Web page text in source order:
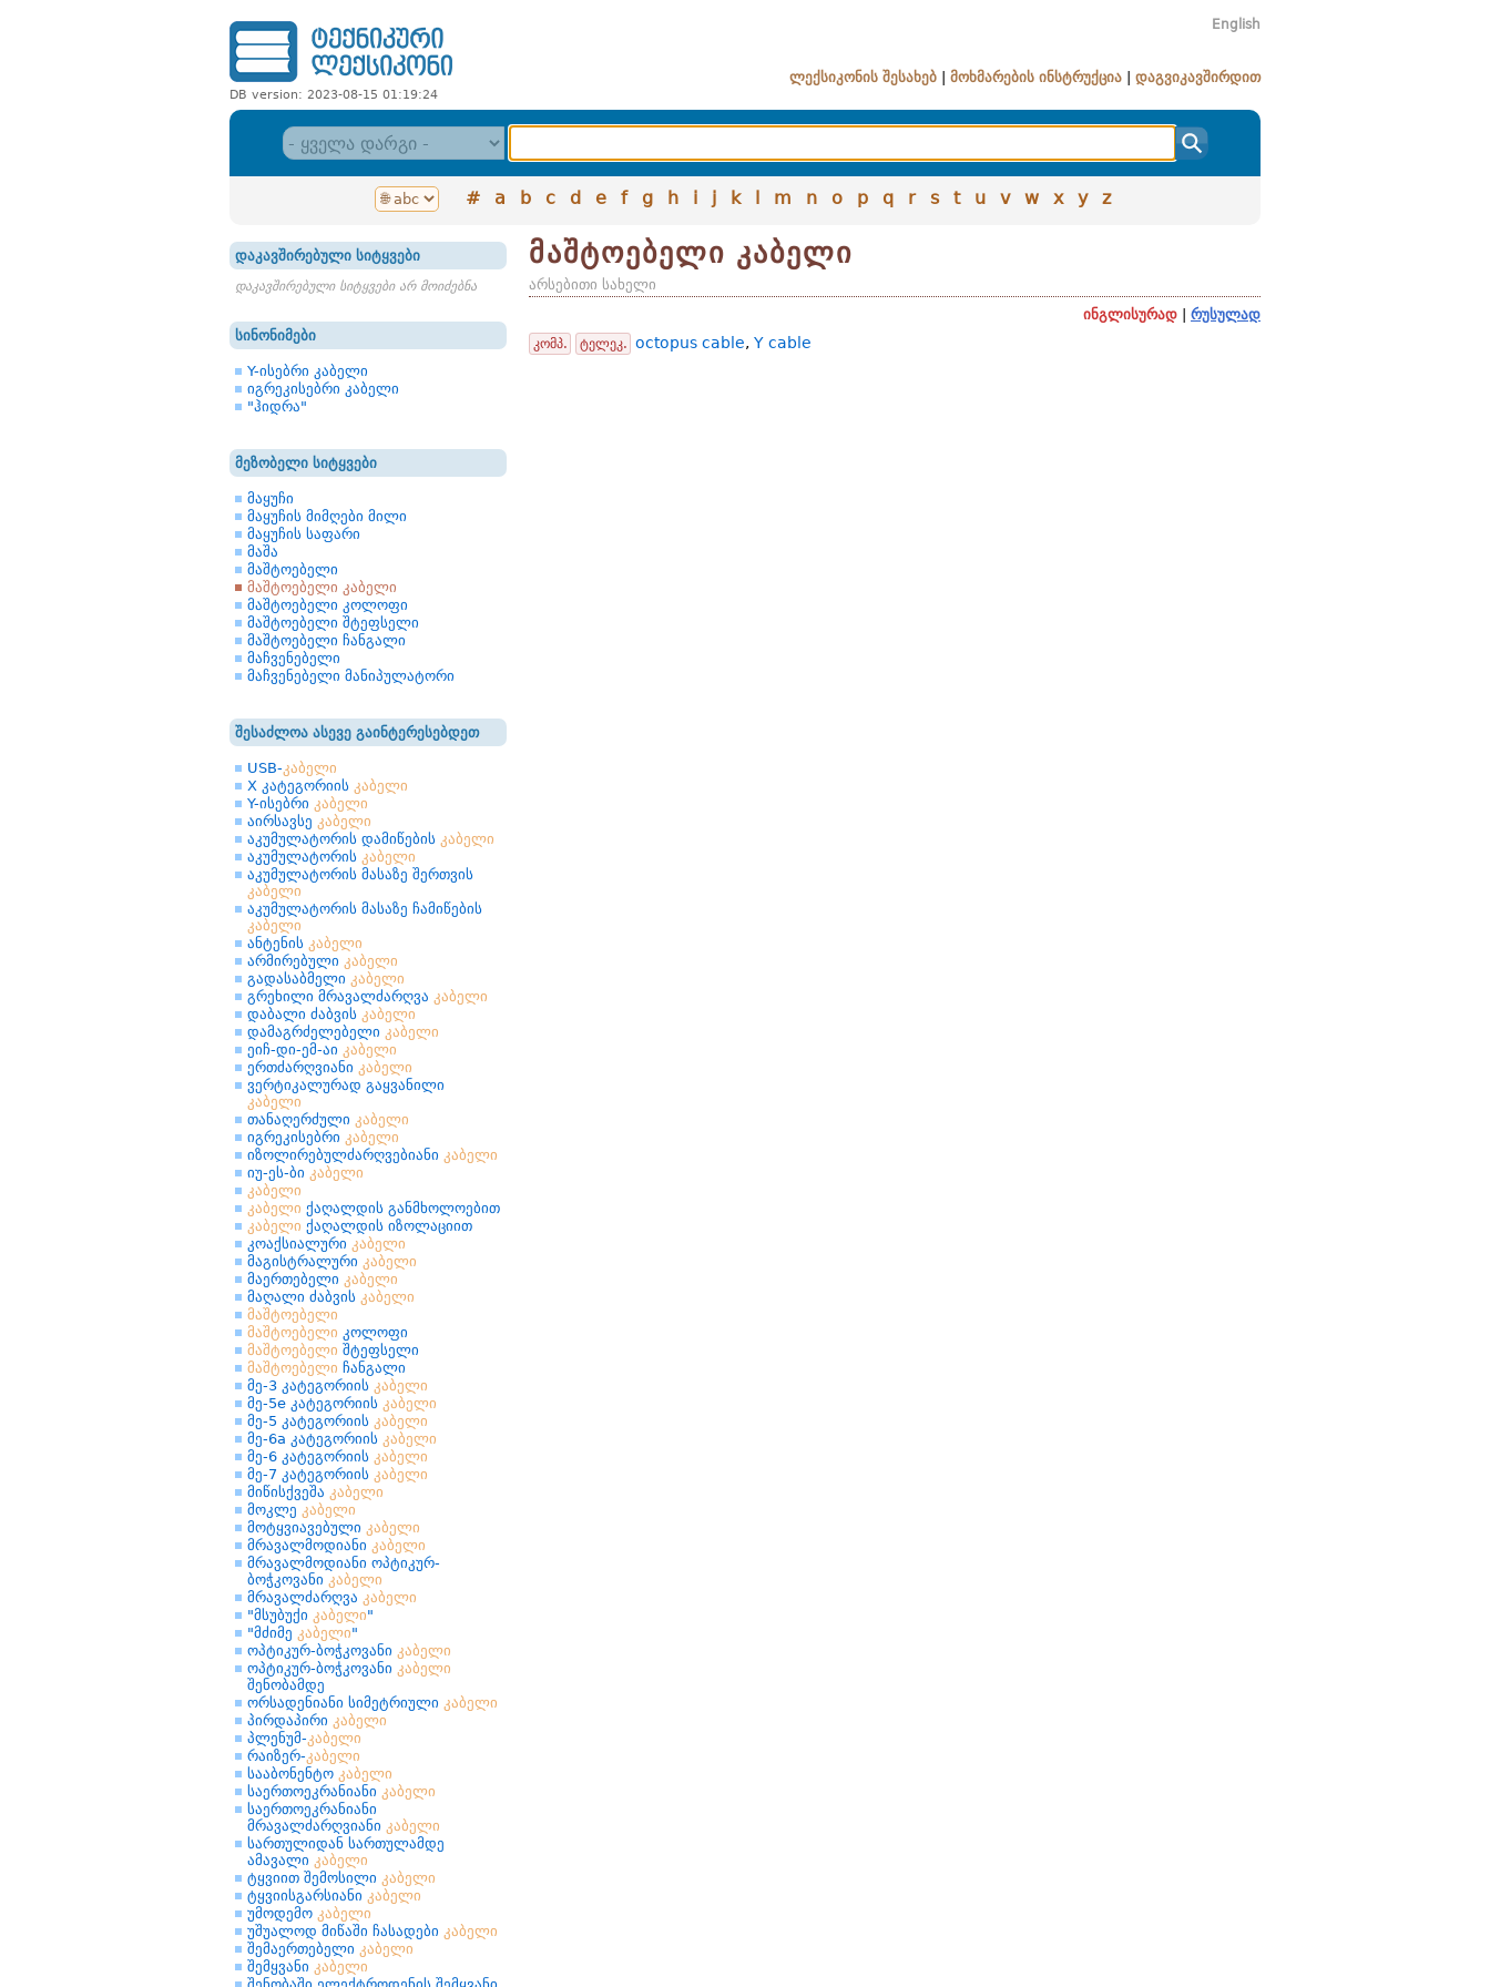
DB version: 2023-08-15 01:19:24
English
ლექსიკონის შესახებ მოხმარების ინსტრუქცია დაგვიკავშირდით
# a b c d e f g h i j k l m n o p q r s t u v w x y z
დაკავშირებული სიტყვები
დაკავშირებული სიტყვები არ მოიძებნა
სინონიმები
Y-ისებრი კაბელი
იგრეკისებრი კაბელი
"ჰიდრა"
მეზობელი სიტყვები
მაყუჩი
მაყუჩის მიმღები მილი
მაყუჩის საფარი
მაშა
მაშტოებელი
მაშტოებელი კაბელი
მაშტოებელი კოლოფი
მაშტოებელი შტეფსელი
მაშტოებელი ჩანგალი
მაჩვენებელი
მაჩვენებელი მანიპულატორი
შესაძლოა ასევე გაინტერესებდეთ
USB-კაბელი
X კატეგორიის კაბელი
Y-ისებრი კაბელი
აირსავსე კაბელი
აკუმულატორის დამიწების კაბელი
აკუმულატორის კაბელი
აკუმულატორის მასაზე შერთვის
კაბელი
აკუმულატორის მასაზე ჩამიწების
კაბელი
ანტენის კაბელი
არმირებული კაბელი
გადასაბმელი კაბელი
გრეხილი მრავალძარღვა კაბელი
დაბალი ძაბვის კაბელი
დამაგრძელებელი კაბელი
ეიჩ-დი-ემ-აი კაბელი
ერთძარღვიანი კაბელი
ვერტიკალურად გაყვანილი
კაბელი
თანაღერძული კაბელი
იგრეკისებრი კაბელი
იზოლირებულძარღვებიანი კაბელი
იუ-ეს-ბი კაბელი
კაბელი
კაბელი ქაღალდის განმხოლოებით
კაბელი ქაღალდის იზოლაციით
კოაქსიალური კაბელი
მაგისტრალური კაბელი
მაერთებელი კაბელი
მაღალი ძაბვის კაბელი
მაშტოებელი
მაშტოებელი კოლოფი
მაშტოებელი შტეფსელი
მაშტოებელი ჩანგალი
მე-3 კატეგორიის კაბელი
მე-5e კატეგორიის კაბელი
მე-5 კატეგორიის კაბელი
მე-6a კატეგორიის კაბელი
მე-6 კატეგორიის კაბელი
მე-7 კატეგორიის კაბელი
მიწისქვეშა კაბელი
მოკლე კაბელი
მოტყვიავებული კაბელი
მრავალმოდიანი კაბელი
მრავალმოდიანი ოპტიკურ-
ბოჭკოვანი კაბელი
მრავალძარღვა კაბელი
"მსუბუქი კაბელი"
"მძიმე კაბელი"
ოპტიკურ-ბოჭკოვანი კაბელი
ოპტიკურ-ბოჭკოვანი კაბელი
შენობამდე
ორსადენიანი სიმეტრიული კაბელი
პირდაპირი კაბელი
პლენუმ-კაბელი
რაიზერ-კაბელი
სააბონენტო კაბელი
საერთოეკრანიანი კაბელი
საერთოეკრანიანი
მრავალძარღვიანი კაბელი
სართულიდან სართულამდე
ამავალი კაბელი
ტყვიით შემოსილი კაბელი
ტყვიისგარსიანი კაბელი
უმოდემო კაბელი
უშუალოდ მიწაში ჩასადები კაბელი
შემაერთებელი კაბელი
შემყვანი კაბელი
მაშტოებელი კაბელი
არსებითი სახელი
ინგლისურად
რუსულად
კომპ. ტელეკ. octopus cable, Y cable